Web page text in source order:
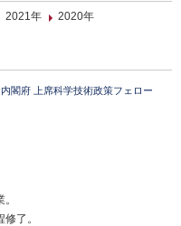
2021年 2020年
閣府 上席科学技術政策フェロー
了。